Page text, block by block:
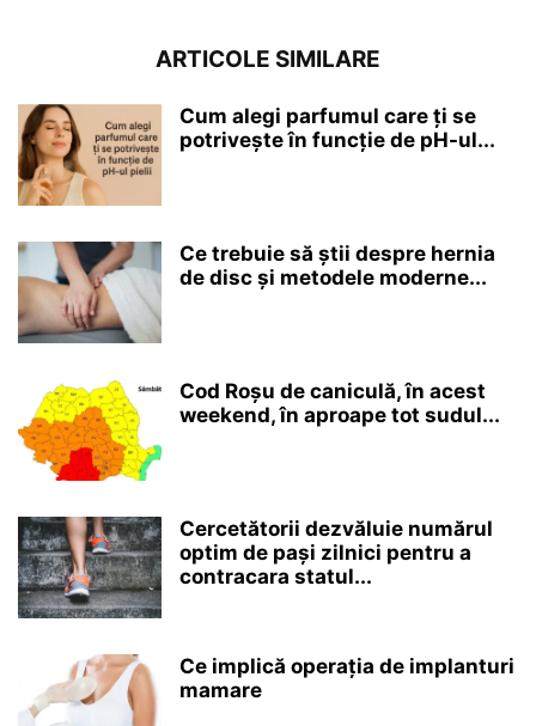
ARTICOLE SIMILARE
Cum alegi parfumul care ți se
potrivește în funcție de pH-ul...
Ce trebuie să știi despre hernia
de disc și metodele moderne...
Cod Roșu de caniculă, în acest
weekend, în aproape tot sudul...
Cercetătorii dezvăluie numărul
optim de pași zilnici pentru a
contracara statul...
Ce implică operația de implanturi
mamare